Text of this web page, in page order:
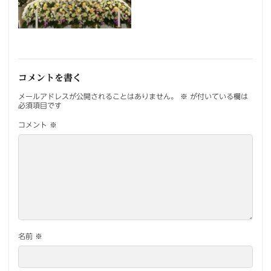
コメントを書く
メールアドレスが公開されることはありません。 ※ が付いている欄は
必須項目です
コメント ※
名前 ※